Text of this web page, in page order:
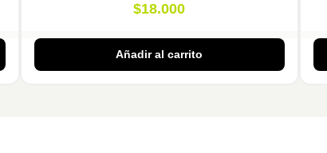
$18.000
Añadir al carrito